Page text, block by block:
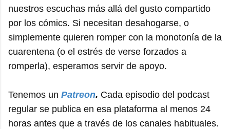
nuestros escuchas más allá del gusto compartido
por los cómics. Si necesitan desahogarse, o
simplemente quieren romper con la monotonía de la
cuarentena (o el estrés de verse forzados a
romperla), esperamos servir de apoyo.
Tenemos un Patreon. Cada episodio del podcast
regular se publica en esa plataforma al menos 24
horas antes que a través de los canales habituales.